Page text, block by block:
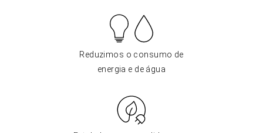
Reduzimos o consumo de
energia e de água